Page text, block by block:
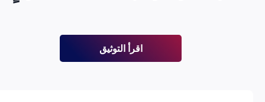
اقرأ التوثيق